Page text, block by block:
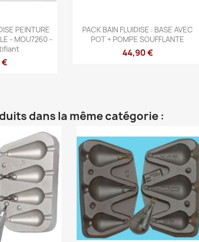
PEINTURE
- MOU7260 -
€
Aperçu rapide
PACK BAIN FLUIDISE : BASE AVEC
POT + POMPE SOUFFLANTE
44,90 €
dans la même catégorie :